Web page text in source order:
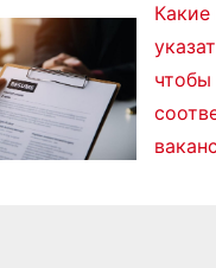
чтобы